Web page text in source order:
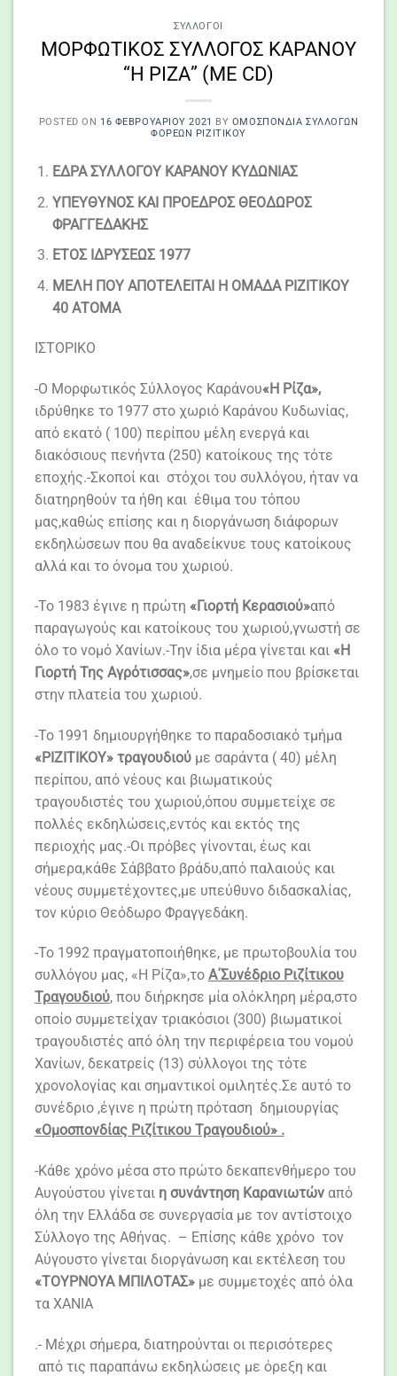
ΣΎΛΛΟΓΟΙ
ΜΟΡΦΩΤΙΚΟΣ ΣΥΛΛΟΓΟΣ ΚΑΡΑΝΟΥ
“Η ΡΙΖΑ” (ΜΕ CD)
POSTED ON 16 ΦΕΒΡΟΥΑΡΊΟΥ 2021 BY ΟΜΟΣΠΟΝΔΙΑ ΣΥΛΛΌΓΩΝ
ΦΟΡΈΩΝ ΡΙΖΙΤΙΚΟΥ
ΕΔΡΑ ΣΥΛΛΟΓΟΥ ΚΑΡΑΝΟΥ ΚΥΔΩΝΙΑΣ
ΥΠΕΥΘΥΝΟΣ ΚΑΙ ΠΡΟΕΔΡΟΣ ΘΕΟΔΩΡΟΣ
ΦΡΑΓΓΕΔΑΚΗΣ
ΕΤΟΣ ΙΔΡΥΣΕΩΣ 1977
ΜΕΛΗ ΠΟΥ ΑΠΟΤΕΛΕΙΤΑΙ Η ΟΜΑΔΑ ΡΙΖΙΤΙΚΟΥ
40 ΑΤΟΜΑ
ΙΣΤΟΡΙΚΟ
-Ο Μορφωτικός Σύλλογος Καράνου«Η Ρίζα»,
ιδρύθηκε το 1977 στο χωριό Καράνου Κυδωνίας,
από εκατό ( 100) περίπου μέλη ενεργά και
διακόσιους πενήντα (250) κατοίκους της τότε
εποχής.-Σκοποί και στόχοι του συλλόγου, ήταν να
διατηρηθούν τα ήθη και έθιμα του τόπου
μας,καθώς επίσης και η διοργάνωση διάφορων
εκδηλώσεων που θα αναδείκνυε τους κατοίκους
αλλά και το όνομα του χωριού.
-Το 1983 έγινε η πρώτη «Γιορτή Κερασιού»από
παραγωγούς και κατοίκους του χωριού,γνωστή σε
όλο το νομό Χανίων.-Την ίδια μέρα γίνεται και «Η
Γιορτή Της Αγρότισσας»,σε μνημείο που βρίσκεται
στην πλατεία του χωριού.
-Το 1991 δημιουργήθηκε το παραδοσιακό τμήμα
«ΡΙΖΙΤΙΚΟΥ» τραγουδιού με σαράντα ( 40) μέλη
περίπου, από νέους και βιωματικούς
τραγουδιστές του χωριού,όπου συμμετείχε σε
πολλές εκδηλώσεις,εντός και εκτός της
περιοχής μας.-Οι πρόβες γίνονται, έως και
σήμερα,κάθε Σάββατο βράδυ,από παλαιούς και
νέους συμμετέχοντες,με υπεύθυνο διδασκαλίας,
τον κύριο Θεόδωρο Φραγγεδάκη.
-Το 1992 πραγματοποιήθηκε, με πρωτοβουλία του
συλλόγου μας, «Η Ρίζα»,το Α΄Συνέδριο Ριζίτικου
Τραγουδιού, που διήρκησε μία ολόκληρη μέρα,στο
οποίο συμμετείχαν τριακόσιοι (300) βιωματικοί
τραγουδιστές από όλη την περιφέρεια του νομού
Χανίων, δεκατρείς (13) σύλλογοι της τότε
χρονολογίας και σημαντικοί ομιλητές.Σε αυτό το
συνέδριο ,έγινε η πρώτη πρόταση δημιουργίας
«Ομοσπονδίας Ριζίτικου Τραγουδιού» .
-Κάθε χρόνο μέσα στο πρώτο δεκαπενθήμερο του
Αυγούστου γίνεται η συνάντηση Καρανιωτώναπό
όλη την Ελλάδα σε συνεργασία με τον αντίστοιχο
Σύλλογο της Αθήνας. – Επίσης κάθε χρόνο τον
Αύγουστο γίνεται διοργάνωση και εκτέλεση του
«ΤΟΥΡΝΟΥΑ ΜΠΙΛΟΤΑΣ»με συμμετοχές από όλα
τα ΧΑΝΙΑ
.- Μέχρι σήμερα, διατηρούνται οι περισότερες
από τις παραπάνω εκδηλώσεις με όρεξη και